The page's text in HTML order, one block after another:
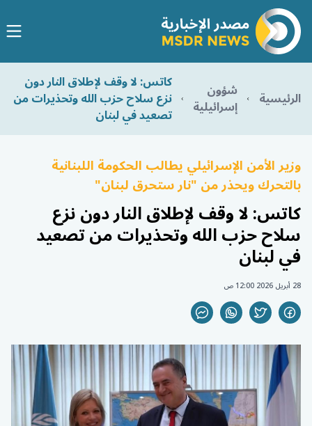
الرئيسية شؤون
إسرائيلية
كاتس: لا وقف لإطلاق النار دون
نزع سلاح حزب الله وتحذيرات من
تصعيد في لبنان
وزير الأمن الإسرائيلي يطالب الحكومة اللبنانية
بالتحرك ويحذر من "نار ستحرق لبنان"
كاتس: لا وقف لإطلاق النار دون نزع
سلاح حزب الله وتحذيرات من تصعيد
في لبنان
28 أبريل 2026 12:00 ص